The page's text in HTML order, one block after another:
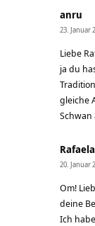
anru
23. Januar
Liebe
ja du
gleiche
Rafaela
20. Januar
Om!
deine
Ich